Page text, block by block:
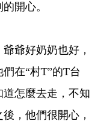
開心。
爺好奶奶也好，
在“村T”的T台
怎麼去走，不知
，他們很開心，